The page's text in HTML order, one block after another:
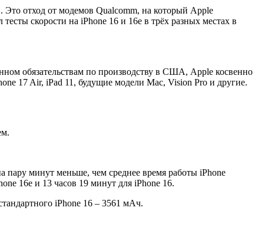
Это отход от модемов Qualcomm, на который Apple
скорости на iPhone 16 и 16e в трёх разных местах в
обязательствам по производству в США, Apple косвенно
17 Air, iPad 11, будущие модели Mac, Vision Pro и другие.
пару минут меньше, чем среднее время работы iPhone
16e и 13 часов 19 минут для iPhone 16.
iPhone 16 – 3561 мАч.